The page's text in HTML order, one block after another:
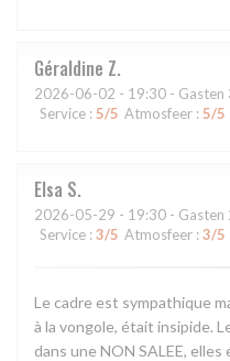
Géraldine Z
2026-06-02 - 19:30 - Gasten
Service : 5/5 Atmosfeer : 5/5
Elsa S
2026-05-29 - 19:30 - Gasten
Service : 3/5 Atmosfeer : 3/5
Le cadre est sympathique
à la vongole, était insipide.
dans une NON SALEE,